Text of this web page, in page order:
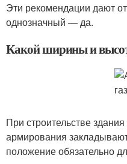
Эти рекомендации дают
однозначный — да.
Какой ширины и
При строительстве
армирования
положение обязательно